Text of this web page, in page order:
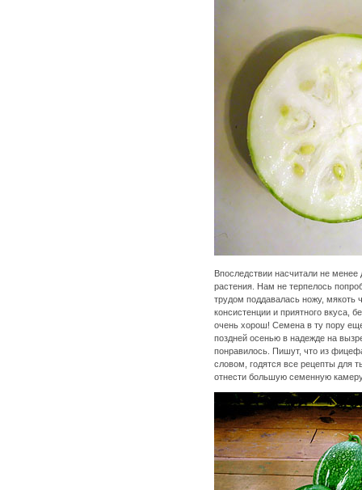
Впоследствии насчитали не менее
растения. Нам не терпелось
трудом поддавалась ножу, мякоть
консистенции и приятного вкуса,
очень хорош! Семена в ту пору
поздней осенью в надежде на
понравилось. Пишут, что из
словом, годятся все рецепты для
отнести большую семенную